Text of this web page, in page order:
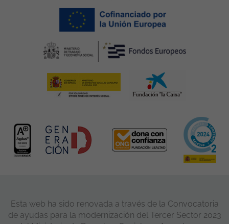
Esta web ha sido renovada a través de la Convocatoria
de ayudas para la modernización del Tercer Sector 2023